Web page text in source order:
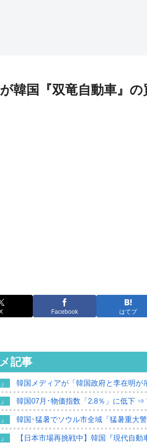
韓国『双竜自動車』
Facebook はてブ
記事
韓国メディアが「韓国政府と李在明
韓国07月･物価指数「2.8％」に低下 ⇒
韓国･猛暑でソウル市全域「猛暑重大
【日本市場再挑戦中】韓国『現代自